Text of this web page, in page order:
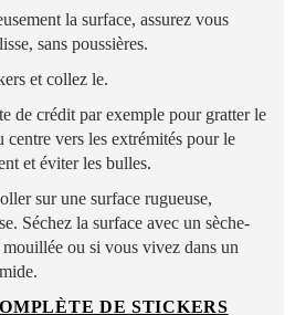
la surface, assurez vous
sans poussières.
et collez le.
de crédit par exemple pour gratter le
centre vers les extrémités pour le
et éviter les bulles.
sur une surface rugueuse,
Séchez la surface avec un sèche-
ou si vous vivez dans un
DE STICKERS